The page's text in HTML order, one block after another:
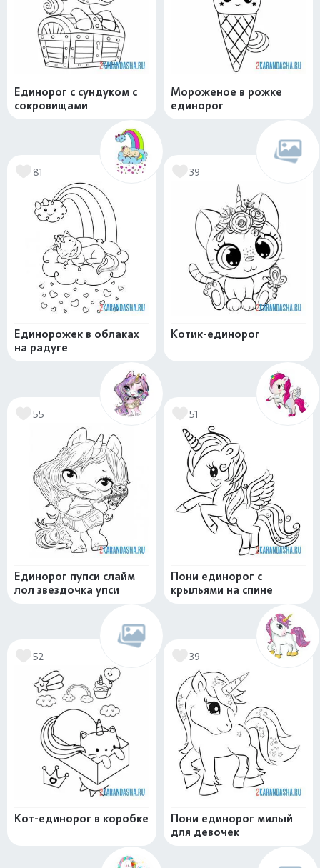
Единорог с сундуком с
сокровищами
Мороженое в рожке
единорог
81
Единорожек в облаках
на радуге
39
Котик-единорог
55
Единорог пупси слайм
лол звездочка упси
51
Пони единорог с
крыльями на спине
52
Кот-единорог в коробке
39
Пони единорог милый
для девочек